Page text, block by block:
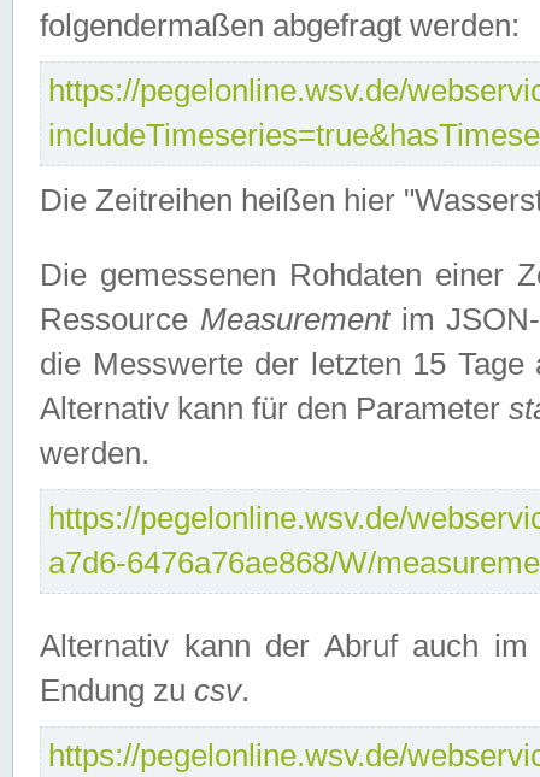
folgendermaßen abgefragt werden:
https://pegelonline.wsv.de/
Die Zeitreihen heißen hier
Die gemessenen Rohdaten einer
Ressource Measurementim JSON-
die Messwerte der letzten 15
Alternativ kann für den Parameter
werden.
https://pegelonline.wsv.de/
a7d6-6476a76ae868/W/
Alternativ kann der Abruf auch
Endung zu csv.
https://pegelonline.wsv.de/